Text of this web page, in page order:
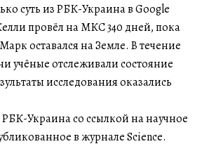
суть из РБК-Украина в Google
провёл на МКС 340 дней, пока
оставался на Земле. В течение
учёные отслеживали состояние
исследования оказались
Украина со ссылкой на научное
в журнале Science.